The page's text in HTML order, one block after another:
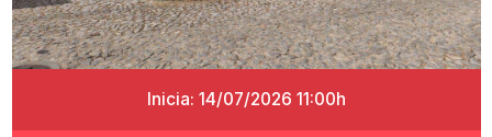
Inicia: 14/07/2026 11:00h